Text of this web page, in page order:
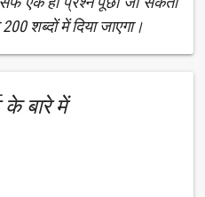
शब्दों में दिया जाएगा।
के बारे में